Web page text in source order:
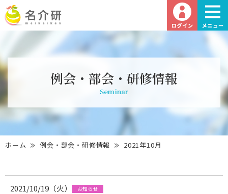
例会・部会・研修情報
Seminar
ホーム 例会・部会・研修情報 2021年10月
2021/10/19（火） お知らせ